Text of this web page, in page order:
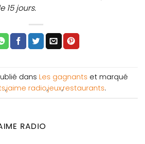
15 jours.
dans Les gagnants et marqué
,jaime radio,jeux,restaurants.
RADIO